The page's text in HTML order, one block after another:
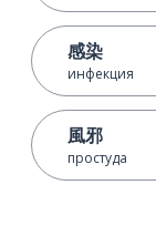
感染
инфекция
風邪
простуда